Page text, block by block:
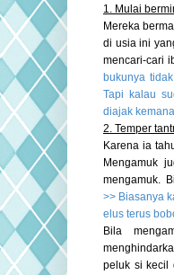
1. Mulai
Mereka
di usia ini
mencari-cari
bukunya
Tapi kalau
diajak
2. Temper
Karena ia
Mengamuk
mengamuk.
>> Biasanya
elus terus
Bila
peluk si kecil